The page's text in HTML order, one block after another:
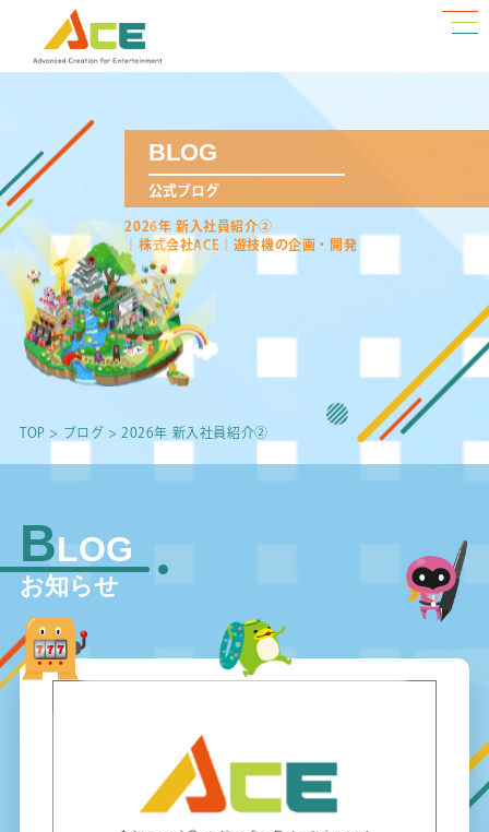
BLOG
公式ブログ
2026年 新入社員紹介②
｜株式会社ACE｜遊技機の企画・開発
TOP > ブログ > 2026年 新入社員紹介②
BLOG
お知らせ